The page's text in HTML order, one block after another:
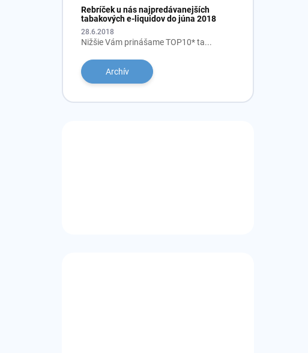
Rebríček u nás najpredávanejších
tabakových e-liquidov do júna 2018
28.6.2018
Nižšie Vám prinášame TOP10* ta...
Archív